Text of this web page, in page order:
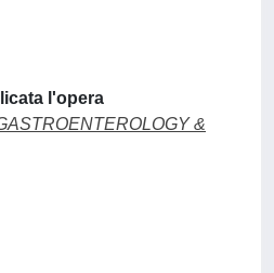
l'opera
&